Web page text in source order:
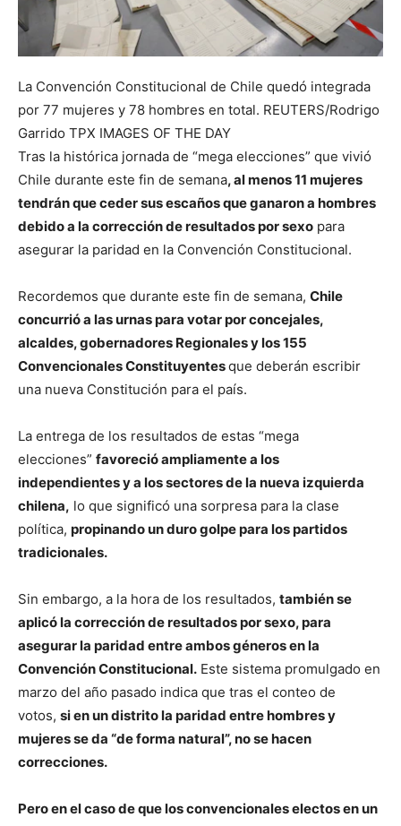
La Convención Constitucional de Chile quedó integrada
por 77 mujeres y 78 hombres en total. REUTERS/Rodrigo
Garrido TPX IMAGES OF THE DAY
Tras la histórica jornada de “mega elecciones” que vivió
Chile durante este fin de semana, al menos 11 mujeres
tendrán que ceder sus escaños que ganaron a hombres
debido a la corrección de resultados por sexo para
asegurar la paridad en la Convención Constitucional.
Recordemos que durante este fin de semana, Chile
concurrió a las urnas para votar por concejales,
alcaldes, gobernadores Regionales y los 155
Convencionales Constituyentesque deberán escribir
una nueva Constitución para el país.
La entrega de los resultados de estas “mega
elecciones” favoreció ampliamente a los
independientes y a los sectores de la nueva izquierda
chilena, lo que significó una sorpresa para la clase
política, propinando un duro golpe para los partidos
tradicionales.
Sin embargo, a la hora de los resultados, también se
aplicó la corrección de resultados por sexo, para
asegurar la paridad entre ambos géneros en la
Convención Constitucional. Este sistema promulgado en
marzo del año pasado indica que tras el conteo de
votos, si en un distrito la paridad entre hombres y
mujeres se da “de forma natural”, no se hacen
correcciones.
Pero en el caso de que los convencionales electos en un